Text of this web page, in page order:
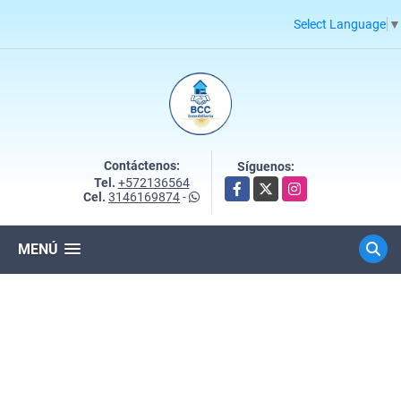
Select Language ▼
Contáctenos:
Tel. +572136564
Cel. 3146169874-
Síguenos:
Facebook
X Instagram
MENÚ